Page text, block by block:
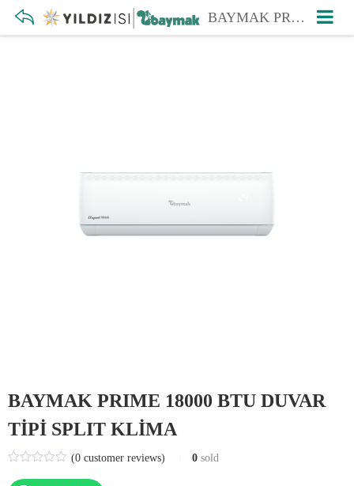
BAYMAK PRIME 18000 BTU DUVAR TİPİ SPLIT KLİMA
BAYMAK PRIME 18000 BTU DUVAR
TİPİ SPLIT KLİMA
(0customer reviews) 0 sold